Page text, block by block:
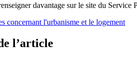
davantage sur le site du
concernant l'urbanisme et le logement
l’article